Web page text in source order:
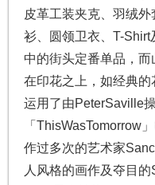
皮革工装夹克、羽绒
衫、圆领卫衣、T-Shirt
中的街头定番单品，
在印花之上，如经典
运用了由PeterSaville
「ThisWasTomorrow
作过多次的艺术家
人风格的画作及夺目